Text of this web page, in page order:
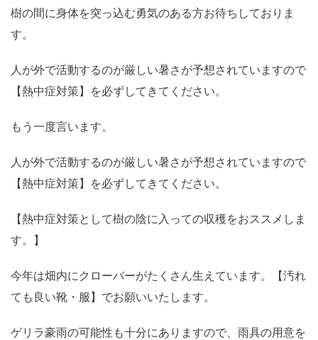
樹の間に身体を突っ込む勇気のある方お待ちしておりま
す。
人が外で活動するのが厳しい暑さが予想されていますので
【熱中症対策】を必ずしてきてください。
もう一度言います。
人が外で活動するのが厳しい暑さが予想されていますので
【熱中症対策】を必ずしてきてください。
【熱中症対策として樹の陰に入っての収穫をおススメしま
す。】
今年は畑内にクローバーがたくさん生えています。【汚れ
ても良い靴・服】でお願いいたします。
ゲリラ豪雨の可能性も十分にありますので、雨具の用意を